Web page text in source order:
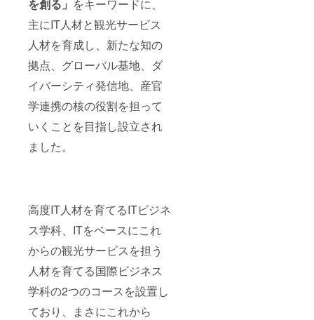
を創る」 をキーワードに、
主にIT人材と観光サービス
人材を育成し、新たな知の
拠点、グローバル基地、ダ
イバーシティ発信地、産官
学連携の核の役割を担って
いくことを目指し設立され
ました。
高度IT人材を育てるITビジネ
ス学科、ITをベースにこれ
からの観光サービスを担う
人材を育てる国際ビジネス
学科の2つのコースを設置し
ており、まさにこれから